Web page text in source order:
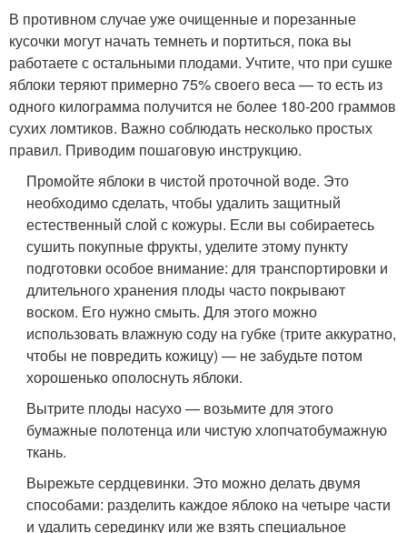
В противном случае уже очищенные и порезанные
кусочки могут начать темнеть и портиться, пока вы
работаете с остальными плодами. Учтите, что при сушке
яблоки теряют примерно 75% своего веса — то есть из
одного килограмма получится не более 180-200 граммов
сухих ломтиков. Важно соблюдать несколько простых
правил. Приводим пошаговую инструкцию.
Промойте яблоки в чистой проточной воде. Это
необходимо сделать, чтобы удалить защитный
естественный слой с кожуры. Если вы собираетесь
сушить покупные фрукты, уделите этому пункту
подготовки особое внимание: для транспортировки и
длительного хранения плоды часто покрывают
воском. Его нужно смыть. Для этого можно
использовать влажную соду на губке (трите аккуратно,
чтобы не повредить кожицу) — не забудьте потом
хорошенько ополоснуть яблоки.
Вытрите плоды насухо — возьмите для этого
бумажные полотенца или чистую хлопчатобумажную
ткань.
Вырежьте сердцевинки. Это можно делать двумя
способами: разделить каждое яблоко на четыре части
и удалить серединку или же взять специальное